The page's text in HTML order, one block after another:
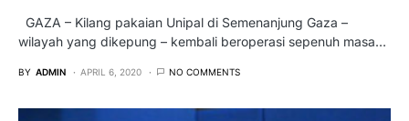
GAZA – Kilang pakaian Unipal di Semenanjung Gaza –
wilayah yang dikepung – kembali beroperasi sepenuh masa…
BY ADMIN APRIL 6, 2020 NO COMMENTS